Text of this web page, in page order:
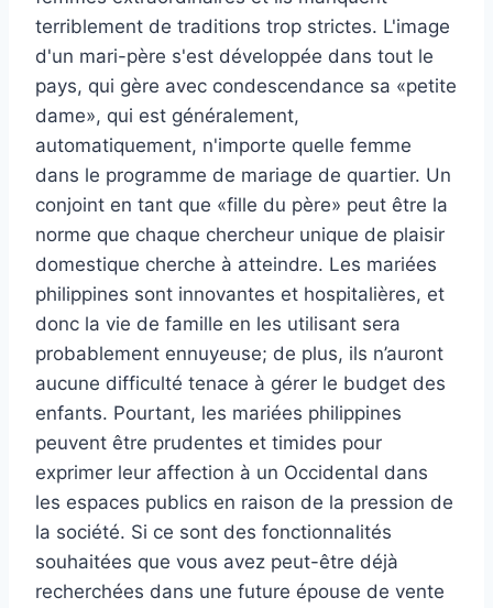
terriblement de traditions trop strictes. L'image
d'un mari-père s'est développée dans tout le
pays, qui gère avec condescendance sa «petite
dame», qui est généralement,
automatiquement, n'importe quelle femme
dans le programme de mariage de quartier. Un
conjoint en tant que «fille du père» peut être la
norme que chaque chercheur unique de plaisir
domestique cherche à atteindre. Les mariées
philippines sont innovantes et hospitalières, et
donc la vie de famille en les utilisant sera
probablement ennuyeuse; de plus, ils n’auront
aucune difficulté tenace à gérer le budget des
enfants. Pourtant, les mariées philippines
peuvent être prudentes et timides pour
exprimer leur affection à un Occidental dans
les espaces publics en raison de la pression de
la société. Si ce sont des fonctionnalités
souhaitées que vous avez peut-être déjà
recherchées dans une future épouse de vente